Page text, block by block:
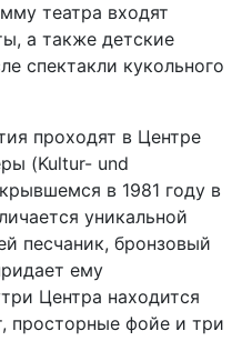
театра входят
а также детские
спектакли кукольного
проходят в Центре
(Kultur- und
в 1981 году в
уникальной
песчаник, бронзовый
ему
Центра находится
просторные фойе и три